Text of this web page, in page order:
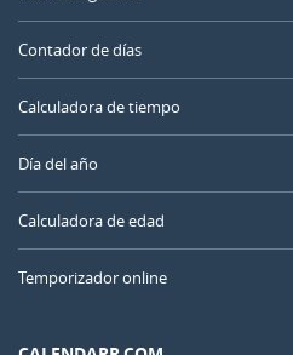
Contador de días
Calculadora de tiempo
Día del año
Calculadora de edad
Temporizador online